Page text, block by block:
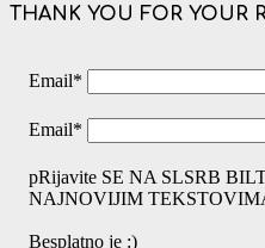
THANK YOU FOR YOUR
Email*
Email*
pRijavite SE NA SLSRB
NAJNOVIJIM
Besplatno je :)